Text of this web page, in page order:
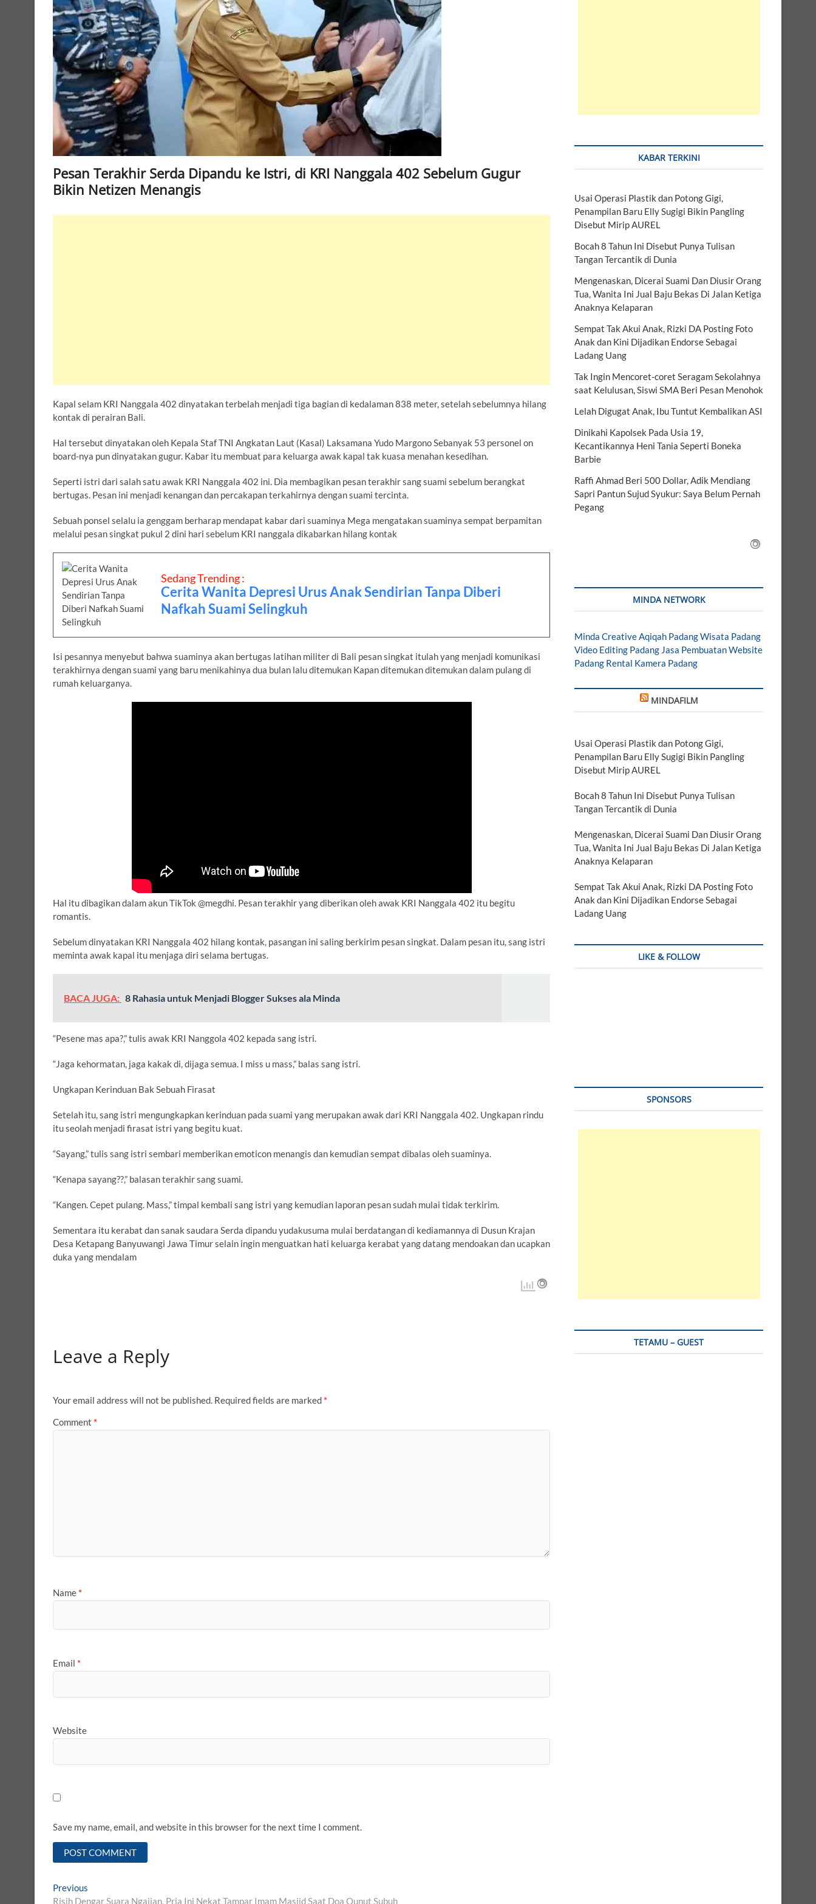
Pesan Terakhir Serda Dipandu ke Istri, di KRI Nanggala 402 Sebelum Gugur
Bikin Netizen Menangis
Kapal selam KRI Nanggala 402 dinyatakan terbelah menjadi tiga bagian di kedalaman 838 meter, setelah sebelumnya hilang
kontak di perairan Bali.
Hal tersebut dinyatakan oleh Kepala Staf TNI Angkatan Laut (Kasal) Laksamana Yudo Margono Sebanyak 53 personel on
board-nya pun dinyatakan gugur. Kabar itu membuat para keluarga awak kapal tak kuasa menahan kesedihan.
Seperti istri dari salah satu awak KRI Nanggala 402 ini. Dia membagikan pesan terakhir sang suami sebelum berangkat
bertugas. Pesan ini menjadi kenangan dan percakapan terkahirnya dengan suami tercinta.
Sebuah ponsel selalu ia genggam berharap mendapat kabar dari suaminya Mega mengatakan suaminya sempat berpamitan
melalui pesan singkat pukul 2 dini hari sebelum KRI nanggala dikabarkan hilang kontak
Sedang Trending :
Cerita Wanita Depresi Urus Anak Sendirian Tanpa Diberi
Nafkah Suami Selingkuh
Isi pesannya menyebut bahwa suaminya akan bertugas latihan militer di Bali pesan singkat itulah yang menjadi komunikasi
terakhirnya dengan suami yang baru menikahinya dua bulan lalu ditemukan Kapan ditemukan ditemukan dalam pulang di
rumah keluarganya.
Hal itu dibagikan dalam akun TikTok @megdhi. Pesan terakhir yang diberikan oleh awak KRI Nanggala 402 itu begitu
romantis.
Sebelum dinyatakan KRI Nanggala 402 hilang kontak, pasangan ini saling berkirim pesan singkat. Dalam pesan itu, sang istri
meminta awak kapal itu menjaga diri selama bertugas.
BACA JUGA: 8 Rahasia untuk Menjadi Blogger Sukses ala Minda
“Pesene mas apa?,” tulis awak KRI Nanggola 402 kepada sang istri.
“Jaga kehormatan, jaga kakak di, dijaga semua. I miss u mass,” balas sang istri.
Ungkapan Kerinduan Bak Sebuah Firasat
Setelah itu, sang istri mengungkapkan kerinduan pada suami yang merupakan awak dari KRI Nanggala 402. Ungkapan rindu
itu seolah menjadi firasat istri yang begitu kuat.
“Sayang,” tulis sang istri sembari memberikan emoticon menangis dan kemudian sempat dibalas oleh suaminya.
“Kenapa sayang??,” balasan terakhir sang suami.
“Kangen. Cepet pulang. Mass,” timpal kembali sang istri yang kemudian laporan pesan sudah mulai tidak terkirim.
Sementara itu kerabat dan sanak saudara Serda dipandu yudakusuma mulai berdatangan di kediamannya di Dusun Krajan
Desa Ketapang Banyuwangi Jawa Timur selain ingin menguatkan hati keluarga kerabat yang datang mendoakan dan ucapkan
duka yang mendalam
Leave a Reply
Your email address will not be published. Required fields are marked *
Comment *
Name *
Email *
Website
Save my name, email, and website in this browser for the next time I comment.
Post
Previous
post:
Risih Dengar Suara Ngajian, Pria Ini Nekat Tampar Imam Masjid Saat Doa Qunut Subuh
KABAR TERKINI
Usai Operasi Plastik dan Potong Gigi,
Penampilan Baru Elly Sugigi Bikin Pangling
Disebut Mirip AUREL
Bocah 8 Tahun Ini Disebut Punya Tulisan
Tangan Tercantik di Dunia
Mengenaskan, Dicerai Suami Dan Diusir Orang
Tua, Wanita Ini Jual Baju Bekas Di Jalan Ketiga
Anaknya Kelaparan
Sempat Tak Akui Anak, Rizki DA Posting Foto
Anak dan Kini Dijadikan Endorse Sebagai
Ladang Uang
Tak Ingin Mencoret-coret Seragam Sekolahnya
saat Kelulusan, Siswi SMA Beri Pesan Menohok
Lelah Digugat Anak, Ibu Tuntut Kembalikan ASI
Dinikahi Kapolsek Pada Usia 19,
Kecantikannya Heni Tania Seperti Boneka
Barbie
Raffi Ahmad Beri 500 Dollar, Adik Mendiang
Sapri Pantun Sujud Syukur: Saya Belum Pernah
Pegang
MINDA NETWORK
Minda CreativeAqiqah PadangWisata Padang
Video Editing Padang Jasa Pembuatan Website
Padang Rental Kamera Padang
MINDAFILM
Usai Operasi Plastik dan Potong Gigi,
Penampilan Baru Elly Sugigi Bikin Pangling
Disebut Mirip AUREL
Bocah 8 Tahun Ini Disebut Punya Tulisan
Tangan Tercantik di Dunia
Mengenaskan, Dicerai Suami Dan Diusir Orang
Tua, Wanita Ini Jual Baju Bekas Di Jalan Ketiga
Anaknya Kelaparan
Sempat Tak Akui Anak, Rizki DA Posting Foto
Anak dan Kini Dijadikan Endorse Sebagai
Ladang Uang
LIKE & FOLLOW
SPONSORS
TETAMU – GUEST